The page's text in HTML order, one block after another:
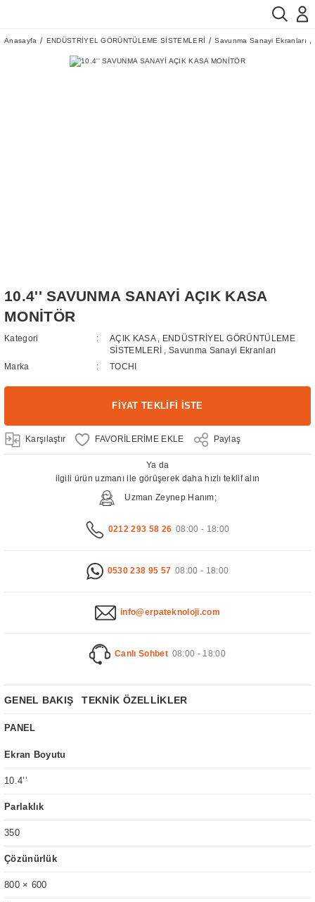
Anasayfa ENDÜSTRİYEL GÖRÜNTÜLEME SİSTEMLERİ Savunma Sanayi Ekranları
10.4'' SAVUNMA SANAYİ AÇIK KASA
MONİTÖR
Kategori AÇIK KASA
ENDÜSTRİYEL GÖRÜNTÜLEME
SİSTEMLERİ
,Savunma Sanayi Ekranları
Marka
TOCHI
FİYAT TEKLİFİ İSTE
Karşılaştır Paylaş
Ya da
ilgili ürün uzmanı ile görüşerek daha hızlı teklif alın
Uzman Zeynep Hanım;
0212 293 58 26 08:00 - 18:00
0530 238 95 57 08:00 - 18:00
info@erpateknoloji.com
Canlı Sohbet 08:00 - 18:00
GENEL BAKIŞ TEKNİK ÖZELLİKLER
PANEL
Ekran Boyutu
10.4’’
Parlaklık
350
Çözünürlük
800 × 600